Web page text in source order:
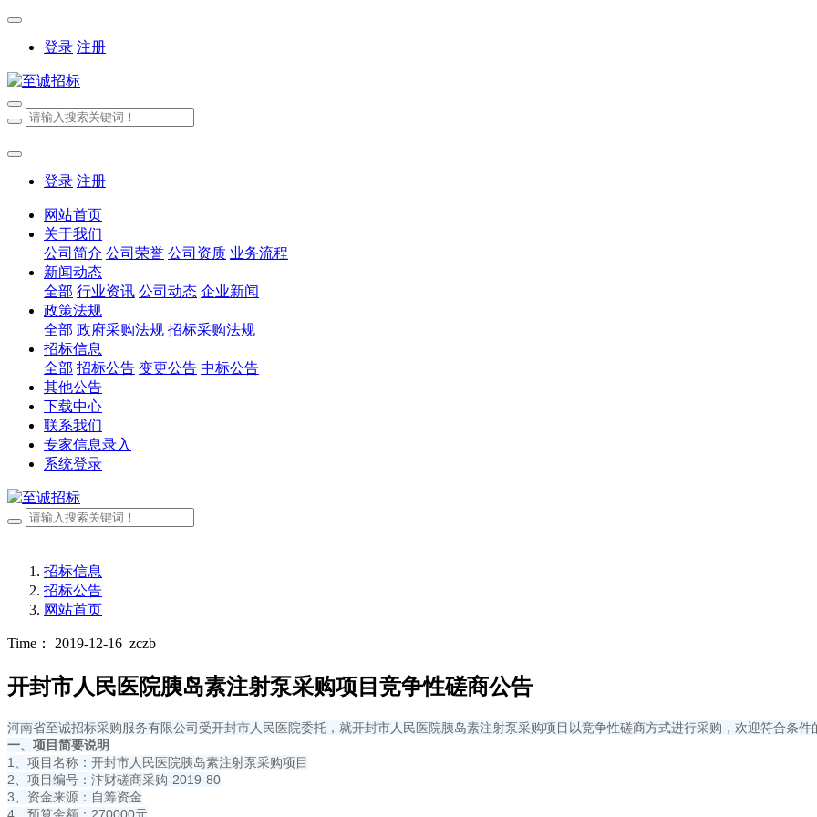
登录 注册
登录 注册
网站首页
关于我们
公司简介 公司荣誉 公司资质 业务流程
新闻动态
全部 行业资讯 公司动态 企业新闻
政策法规
全部 政府采购法规 招标采购法规
招标信息
全部 招标公告 变更公告 中标公告
其他公告
下载中心
联系我们
专家信息录入
系统登录
招标信息
招标公告
网站首页
Time： 2019-12-16 zczb
开封市人民医院胰岛素注射泵采购项目竞争性磋商公告
河南省至诚招标采购服务有限公司受开封市人民医院委托，就开封市人民医院胰岛素注射泵采购项目以竞争性磋商方式进行采购，欢迎符合条件
一、项目简要说明
1、项目名称：开封市人民医院胰岛素注射泵采购项目
2、项目编号：汴财磋商采购-2019-80
3、资金来源：自筹资金